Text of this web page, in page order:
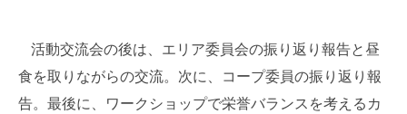
活動交流会の後は、エリア委員会の振り返り報告と昼
食を取りながらの交流。次に、コープ委員の振り返り報
告。最後に、ワークショップで栄誉バランスを考えるカ